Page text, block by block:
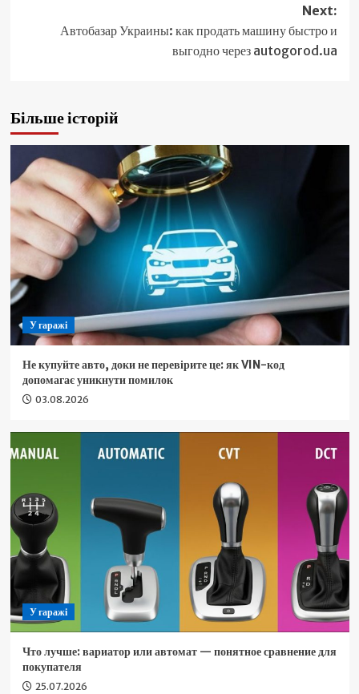
Next:
Автобазар Украины: как продать машину быстро и
выгодно через autogorod.ua
Більше історій
У гаражі
Не купуйте авто, доки не перевірите це: як VIN-код
допомагає уникнути помилок
03.08.2026
У гаражі
Что лучше: вариатор или автомат — понятное сравнение для
покупателя
25.07.2026